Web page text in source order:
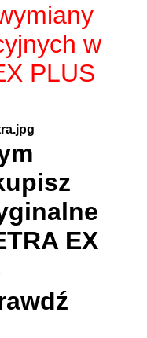
w
PLUS
EX